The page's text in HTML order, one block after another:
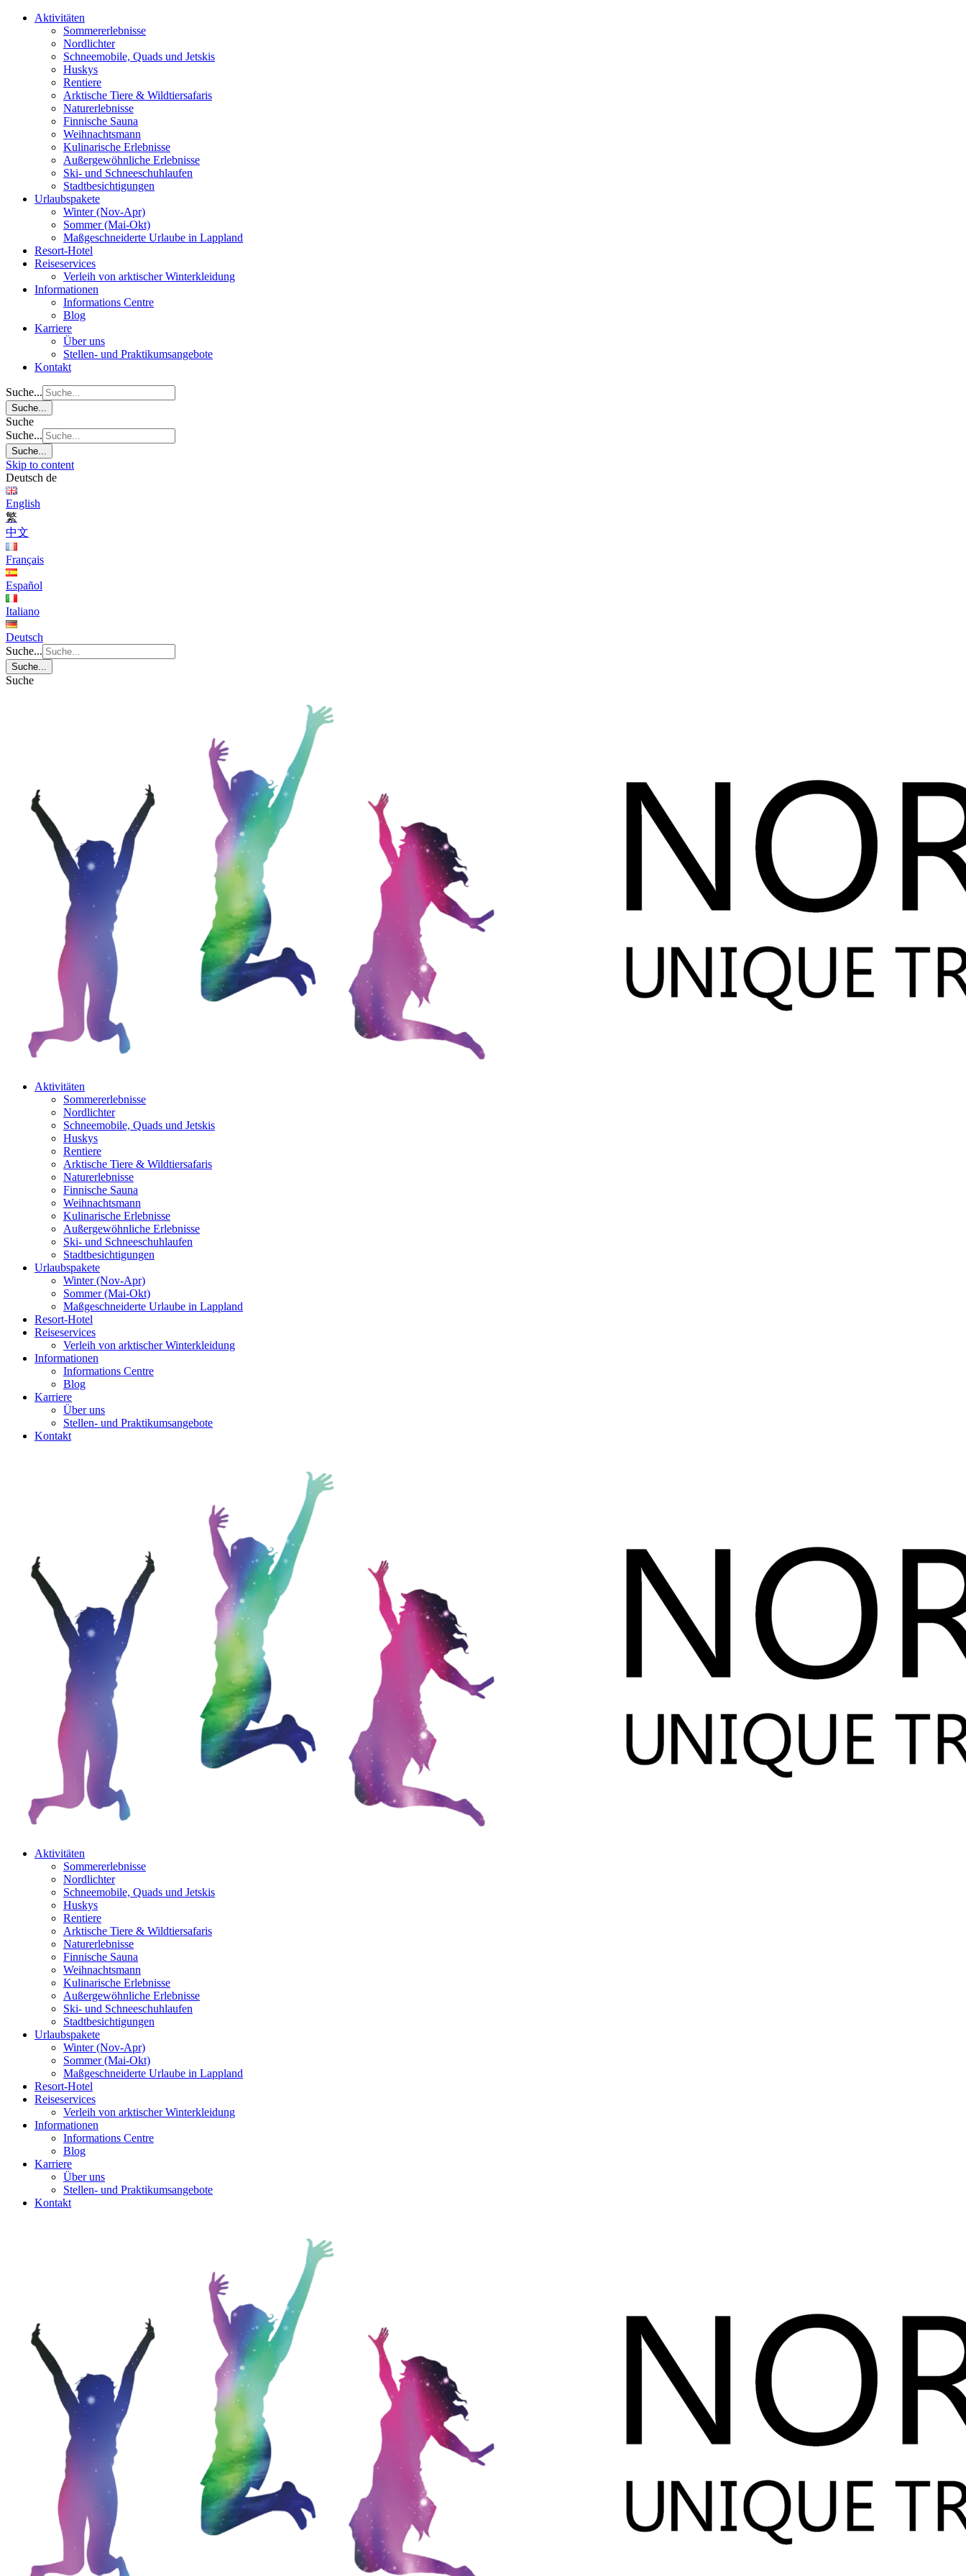
Aktivitäten
Sommererlebnisse
Nordlichter
Schneemobile, Quads und Jetskis
Huskys
Rentiere
Arktische Tiere & Wildtiersafaris
Naturerlebnisse
Finnische Sauna
Weihnachtsmann
Kulinarische Erlebnisse
Au­ßer­gewöhnliche Erlebnisse
Ski- und Schneeschuhlaufen
Stadtbesichtigungen
Urlaubspakete
Winter (Nov-Apr)
Sommer (Mai-Okt)
Maßgeschneiderte Urlaube in Lappland
Resort-Hotel
Reiseservices
Verleih von arktischer Winterkleidung
Informationen
Informations Centre
Blog
Karriere
Über uns
Stellen- und Praktikumsangebote
Kontakt
Suche...
Suche...
Suche
Suche...
Suche...
Skip to content
Deutsch de
English
繁
中文
Français
Español
Italiano
Deutsch
Suche...
Suche...
Suche
Aktivitäten
Sommererlebnisse
Nordlichter
Schneemobile, Quads und Jetskis
Huskys
Rentiere
Arktische Tiere & Wildtiersafaris
Naturerlebnisse
Finnische Sauna
Weihnachtsmann
Kulinarische Erlebnisse
Au­ßer­gewöhnliche Erlebnisse
Ski- und Schneeschuhlaufen
Stadtbesichtigungen
Urlaubspakete
Winter (Nov-Apr)
Sommer (Mai-Okt)
Maßgeschneiderte Urlaube in Lappland
Resort-Hotel
Reiseservices
Verleih von arktischer Winterkleidung
Informationen
Informations Centre
Blog
Karriere
Über uns
Stellen- und Praktikumsangebote
Kontakt
Aktivitäten
Sommererlebnisse
Nordlichter
Schneemobile, Quads und Jetskis
Huskys
Rentiere
Arktische Tiere & Wildtiersafaris
Naturerlebnisse
Finnische Sauna
Weihnachtsmann
Kulinarische Erlebnisse
Au­ßer­gewöhnliche Erlebnisse
Ski- und Schneeschuhlaufen
Stadtbesichtigungen
Urlaubspakete
Winter (Nov-Apr)
Sommer (Mai-Okt)
Maßgeschneiderte Urlaube in Lappland
Resort-Hotel
Reiseservices
Verleih von arktischer Winterkleidung
Informationen
Informations Centre
Blog
Karriere
Über uns
Stellen- und Praktikumsangebote
Kontakt